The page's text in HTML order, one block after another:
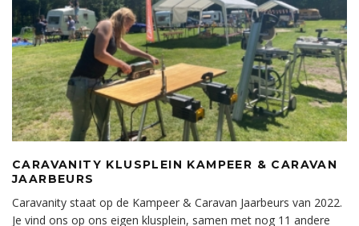
CARAVANITY KLUSPLEIN KAMPEER & CARAVAN
JAARBEURS
Caravanity staat op de Kampeer & Caravan Jaarbeurs van 2022.
Je vind ons op ons eigen klusplein, samen met nog 11 andere